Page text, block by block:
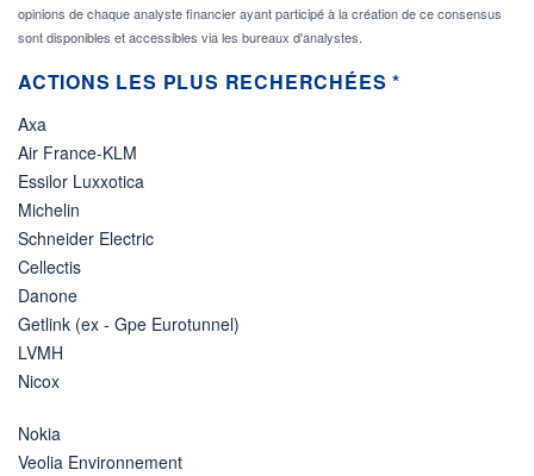
opinions de chaque analyste financier ayant participé à la création de ce consensus
sont disponibles et accessibles via les bureaux d'analystes.
ACTIONS LES PLUS RECHERCHÉES *
Axa
Air France-KLM
Essilor Luxxotica
Michelin
Schneider Electric
Cellectis
Danone
Getlink (ex - Gpe Eurotunnel)
LVMH
Nicox
Nokia
Veolia Environnement